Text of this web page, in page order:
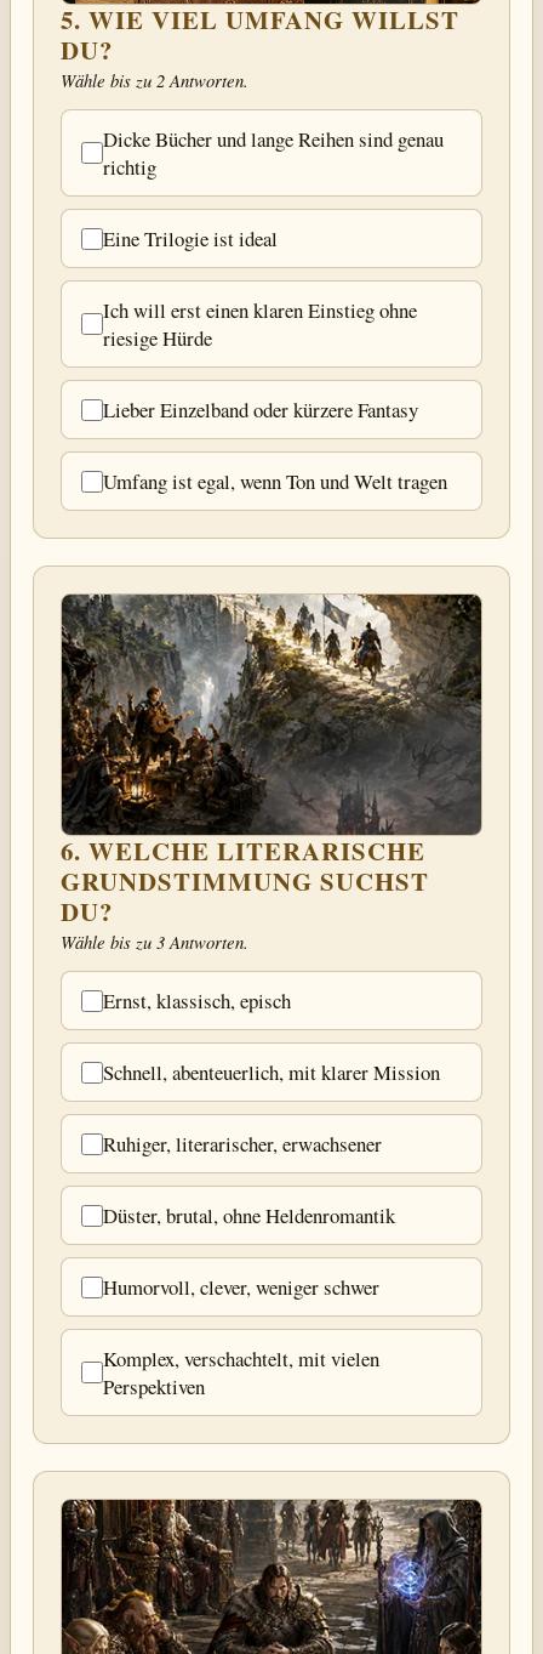
5. WIE VIEL UMFANG WILLST
DU?
Wähle bis zu 2 Antworten.
Dicke Bücher und lange Reihen sind genau
richtig
Eine Trilogie ist ideal
Ich will erst einen klaren Einstieg ohne
riesige Hürde
Lieber Einzelband oder kürzere Fantasy
Umfang ist egal, wenn Ton und Welt tragen
6. WELCHE LITERARISCHE
GRUNDSTIMMUNG SUCHST
DU?
Wähle bis zu 3 Antworten.
Ernst, klassisch, episch
Schnell, abenteuerlich, mit klarer Mission
Ruhiger, literarischer, erwachsener
Düster, brutal, ohne Heldenromantik
Humorvoll, clever, weniger schwer
Komplex, verschachtelt, mit vielen
Perspektiven